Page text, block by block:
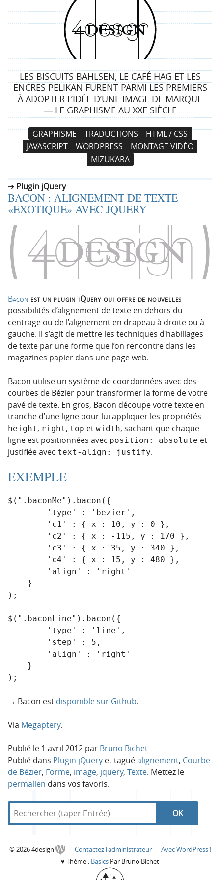
4
d
e
s
i
g
n
LES BISCUITS BAHLSEN, LE CAFÉ HAG ET LES
ENCRES PELIKAN FURENT PARMI LES PREMIERS
À ADOPTER L’IDÉE D’UNE IMAGE DE MARQUE
― LE GRAPHISME AU XXE SIÈCLE
N
a
v
i
a
t
n
r
c
i
p
a
l
e
A
l
l
e
a
u
c
n
e
n
GRAPHISME TRADUCTIONS
HTML / CSS
JAVASCRIPT
WORDPRESS
MONTAGE VIDÉO
MIZUKARA
Plugin jQuery
BACON : ALIGNEMENT DE TEXTE
«EXOTIQUE» AVEC JQUERY
Bacon est un plugin jQuery qui offre de nouvelles
possibilités d’alignement de texte en dehors du
centrage ou de l’alignement en drapeau à droite ou à
gauche. Il s’agit de mettre les techniques d’habillages
de texte par une forme que l’on rencontre dans les
magazines papier dans une page web.
Bacon utilise un système de coordonnées avec des
courbes de Bézier pour transformer la forme de votre
pavé de texte. En gros, Bacon découpe votre texte en
tranche d’une ligne pour lui appliquer les propriétés
height, right, top et width, sachant que chaque
ligne est positionnées avec position: absolute et
justifiée avec text-align: justify.
EXEMPLE
$(".baconMe").bacon({
);
$(".baconLine").bacon({
);
→ Bacon est disponible sur Github.
Via Megaptery.
Publié le 1 avril 2012 par Bruno Bichet
Publié dans Plugin jQuery et taguéalignement, Courbe
de Bézier, Forme, image, jquery, Texte. Mettez le
permalien dans vos favoris.
R
R
e
d
4
C
© 2026 4design —Contactez l'administrateur—Avec WordPress !
♥ Thème : Basics Par Bruno Bichet